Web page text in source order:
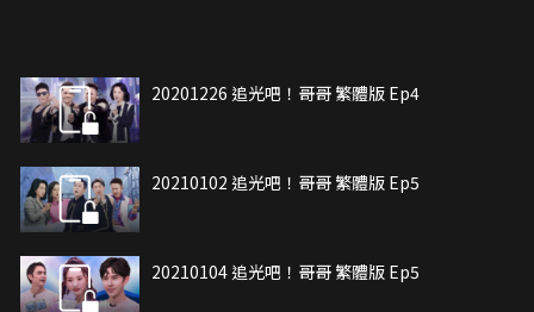
20201226 追光吧！哥哥 繁體版 Ep4
20210102 追光吧！哥哥 繁體版 Ep5
20210104 追光吧！哥哥 繁體版 Ep5